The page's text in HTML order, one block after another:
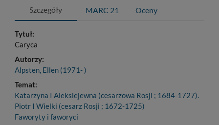
Szczegóły MARC 21 Oceny
Tytuł:
Caryca
Autorzy:
Alpsten, Ellen (1971- )
Temat:
Katarzyna I Aleksiejewna (cesarzowa Rosji ; 1684-1727).
Piotr I Wielki (cesarz Rosji ; 1672-1725)
Faworyty i faworyci